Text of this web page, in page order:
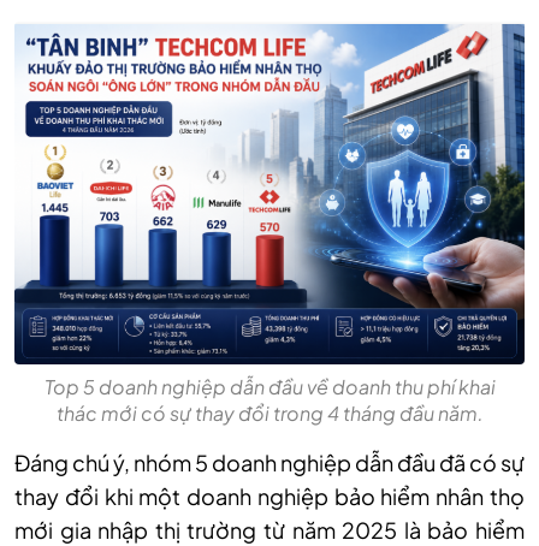
Top 5 doanh nghiệp dẫn đầu về doanh thu phí khai
thác mới có sự thay đổi trong 4 tháng đầu năm.
Đáng chú ý, nhóm 5 doanh nghiệp dẫn đầu đã có sự
thay đổi khi một doanh nghiệp bảo hiểm nhân thọ
mới gia nhập thị trường từ năm 2025 là bảo hiểm